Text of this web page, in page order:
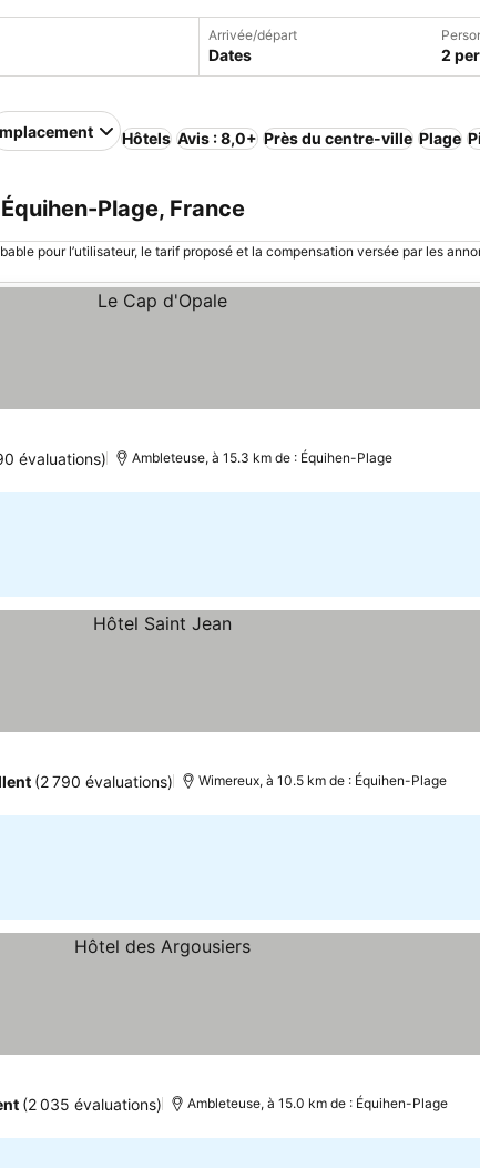
Arrivée/départ
Dates 2
Hôtels Avis : 8,0+ Près du centre-ville Plage
Plage, France
pour l’utilisateur, le tarif proposé et la compensation versée par les
évaluations) Ambleteuse, à 15.3 km de : Équihen-Plage
(2 790 évaluations) Wimereux, à 10.5 km de : Équihen-Plage
(2 035 évaluations) Ambleteuse, à 15.0 km de : Équihen-Plage